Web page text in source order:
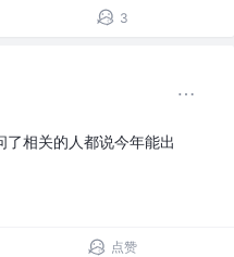
3
相关的人都说今年能出
点赞